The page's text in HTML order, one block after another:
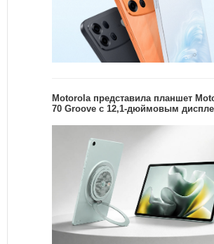
Motorola представила планшет
70 Groove с 12,1-дюймовым